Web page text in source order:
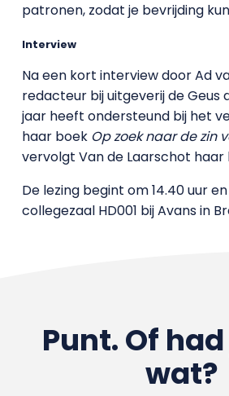
patronen, zodat je bevrijding
Interview
Na een kort interview door Ad
redacteur bij uitgeverij de Geus
jaar heeft ondersteund bij het
haar boek Op zoek naar de zin
vervolgt Van de Laarschot haar
De lezing begint om 14.40 uur
collegezaal HD001 bij Avans in
Punt. Of
wat?